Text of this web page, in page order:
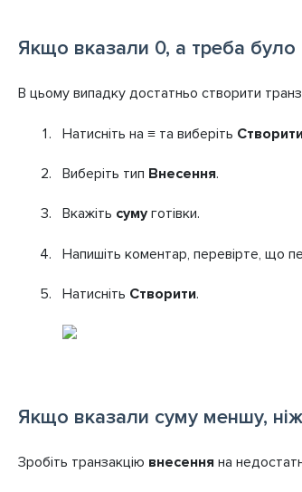
Якщо вказали 0, а треба було
В цьому випадку достатньо створити
Натисніть на ≡ та виберіть
Виберіть тип Внесення.
Вкажіть сумуготівки.
Напишіть коментар, перевірте, що
Натисніть Створити.
Якщо вказали суму меншу,
Зробіть транзакцію внесенняна